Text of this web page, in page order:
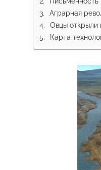
Аграрная
Овцы открыли
Карта